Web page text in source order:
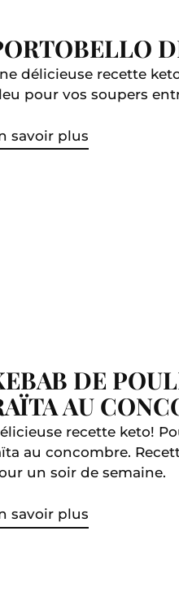
délicieuse recette
pour vos soupers
savoir plus
DE
AU
recette keto!
au concombre.
un soir de semaine.
savoir plus